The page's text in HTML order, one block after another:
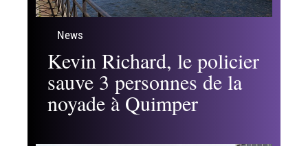
News
Kevin Richard, le policier
sauve 3 personnes de la
noyade à Quimper